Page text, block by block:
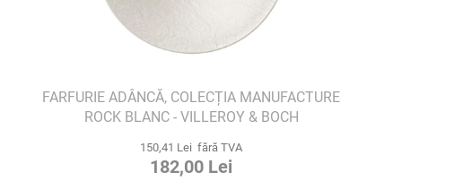
FARFURIE ADÂNCĂ, COLECȚIA MANUFACTURE
ROCK BLANC - VILLEROY & BOCH
150,41 Lei fără TVA
182,00 Lei